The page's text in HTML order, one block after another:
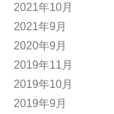
2021年10月
2021年9月
2020年9月
2019年11月
2019年10月
2019年9月